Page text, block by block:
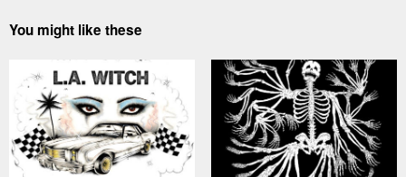
You might like these